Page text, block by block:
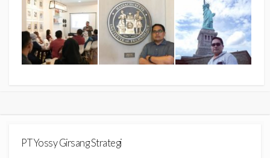
PT Yossy Girsang Strategi